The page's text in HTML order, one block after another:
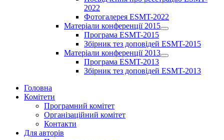
2022
Фотогалерея ESMT-2022
Матеріали конференції 2015
Show
sub
menu
Програма ESMT-2015
Збірник тез доповідей ESMT-2015
Матеріали конференції 2013
Show
sub
menu
Програма ESMT-2013
Збірник тез доповідей ESMT-2013
Головна
Комітети
Програмний комітет
Організаційний комітет
Контакти
Для авторів